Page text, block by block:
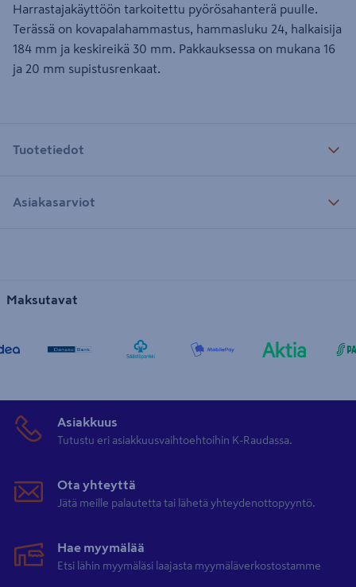
Harrastajakäyttöön tarkoitettu pyörösahanterä puulle.
Terässä on kovapalahammastus, hammasluku 24, halkaisija
184 mm ja keskireikä 30 mm. Pakkauksessa on mukana 16
ja 20 mm supistusrenkaat.
Tuotetiedot
Asiakasarviot
Maksutavat
Asiakkuus
Tutustu eri asiakkuusvaihtoehtoihin K-Raudassa.
Ota yhteyttä
Jätä meille palautetta tai lähetä yhteydenottopyyntö.
Hae myymälää
Etsi lähin myymäläsi laajasta myymäläverkostostamme